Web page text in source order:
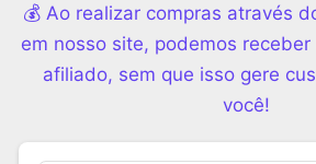
💰 Ao realizar compras através
em nosso site, podemos
afiliado, sem que isso gere
você!